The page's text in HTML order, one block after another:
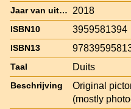
Jaar van uitgave 2018
ISBN10 3959581394
ISBN13
Taal Duits
Beschrijving
Original
(mostly